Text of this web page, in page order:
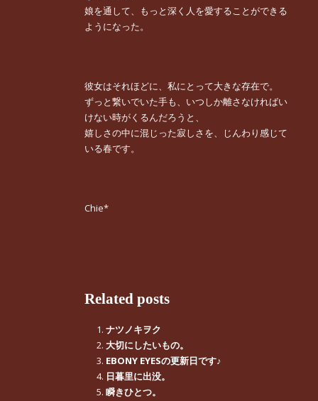
娘を通して、もっと深く人を愛することができる
ようになった。
彼女はそれほどに、私にとって大きな存在で。
ずっと繋いでいた手も、いつしか離さなければい
けない時がくるんだろうと、
嬉しさの中に混じった寂しさを、じんわり感じて
いる春です。
Chie*
Related posts
ナツノキヲク
大切にしたいもの。
EBONY EYESの更新日です♪
日暮里に出没。
瞬きひとつ。